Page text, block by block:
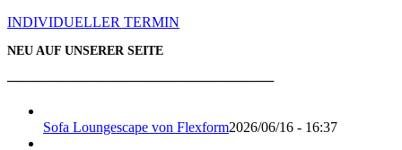
INDIVIDUELLER TERMIN
NEU AUF UNSERER SEITE
───────────────────────────
Sofa Loungescape von Flexform2026/06/16 - 16:37